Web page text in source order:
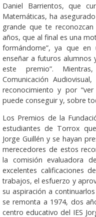
Daniel Barrientos, que
Matemáticas, ha
grande que te
años, que al final es una
formándome”, ya que
enseñar a futuros
este premio”.
Comunicación
reconocimiento y por
puede conseguir y, sobre
Los Premios de la
estudiantes de Torrox
Jorge Guillén y se hayan
merecedores de estos
la comisión evaluadora
excelentes calificaciones
trabajos, el esfuerzo y
su aspiración a
se remonta a 1974, dos
centro educativo del IES